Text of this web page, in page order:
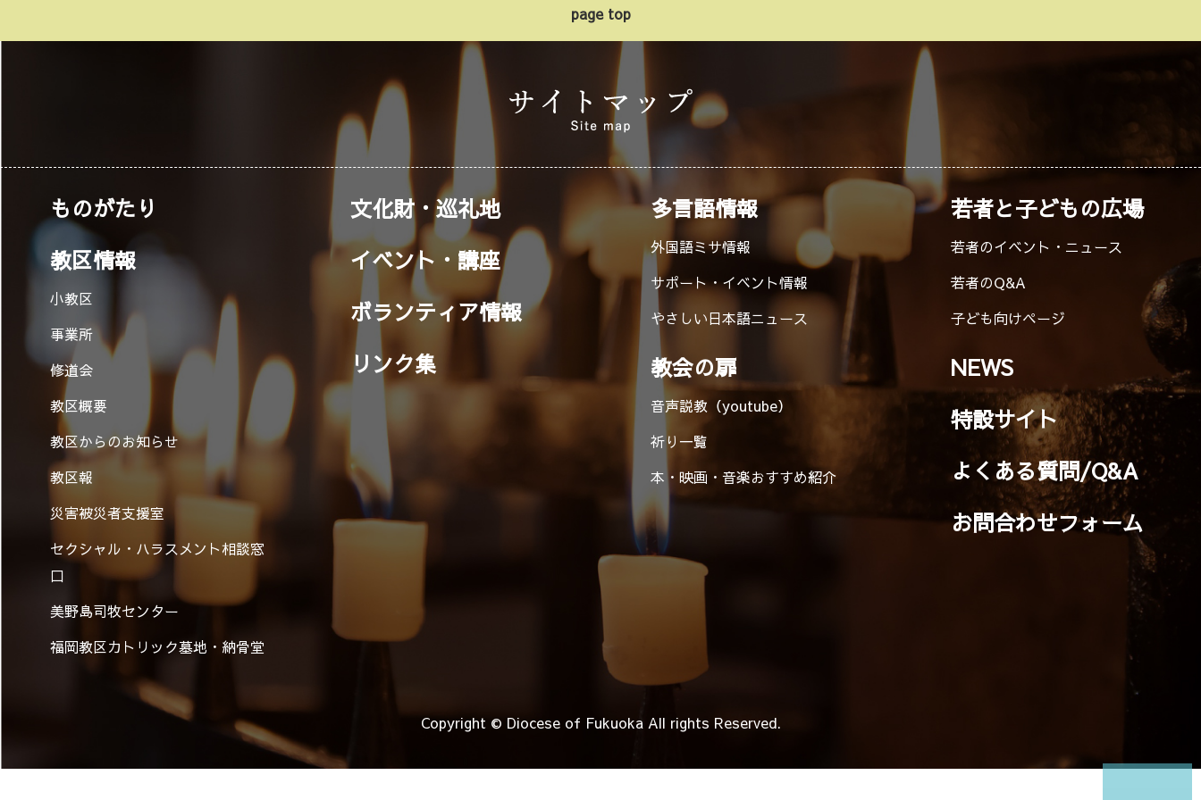
page top
ものがたり
教区情報
小教区
事業所
修道会
教区概要
教区からのお知らせ
教区報
災害被災者支援室
セクシャル・ハラスメント相談窓
口
美野島司牧センター
福岡教区カトリック墓地・納骨堂
文化財・巡礼地
イベント・講座
ボランティア情報
リンク集
多言語情報
外国語ミサ情報
サポート・イベント情報
やさしい日本語ニュース
教会の扉
音声説教（youtube）
祈り一覧
本・映画・音楽おすすめ紹介
若者と子どもの広場
若者のイベント・ニュース
若者のQ&A
子ども向けページ
NEWS
特設サイト
よくある質問/Q&A
お問合わせフォーム
Copyright © Diocese of Fukuoka All rights Reserved.